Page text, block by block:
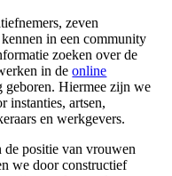
zeven
in een community
zoeken over de
in deonline
geboren. Hiermee zijn we
instanties, artsen,
en werkgevers.
de positie van vrouwen
we door constructief